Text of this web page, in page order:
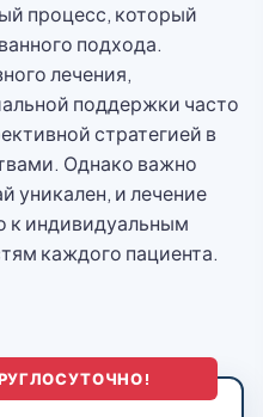
процесс, который
подхода.
лечения,
поддержки часто
стратегией в
Однако важно
уникален, и лечение
к индивидуальным
каждого пациента.